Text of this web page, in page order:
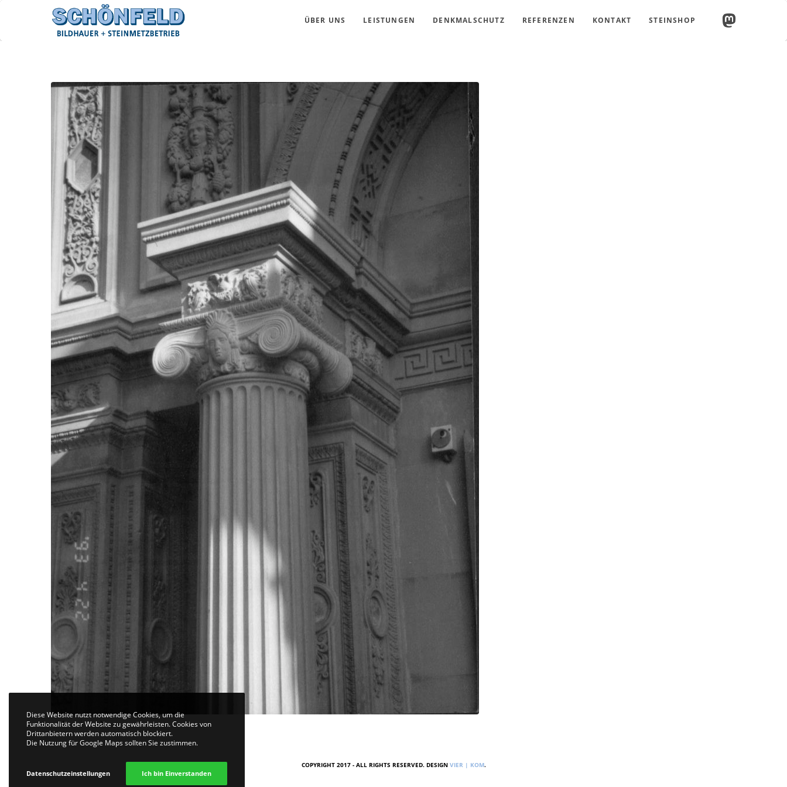
ÜBER UNS LEISTUNGEN DENKMALSCHUTZ REFERENZEN KONTAKT STEINSHOP
COPYRIGHT 2017 - ALL RIGHTS RESERVED. DESIGN VIER | KOM.
Diese Website nutzt notwendige Cookies, um die
Funktionalität der Website zu gewährleisten. Cookies von
Drittanbietern werden automatisch blockiert.
Die Nutzung für Google Maps sollten Sie zustimmen.
Datenschutzeinstellungen Ich bin Einverstanden